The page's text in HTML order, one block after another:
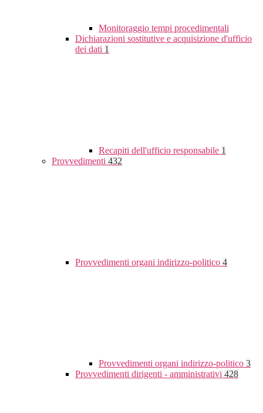
Monitoraggio tempi procedimentali
Dichiarazioni sostitutive e acquisizione d'ufficio
dei dati 1
Recapiti dell'ufficio responsabile 1
Provvedimenti 432
Provvedimenti organi indirizzo-politico 4
Provvedimenti organi indirizzo-politico 3
Provvedimenti dirigenti - amministrativi 428